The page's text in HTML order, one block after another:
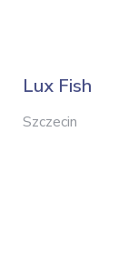
Lux Fish
Szczecin